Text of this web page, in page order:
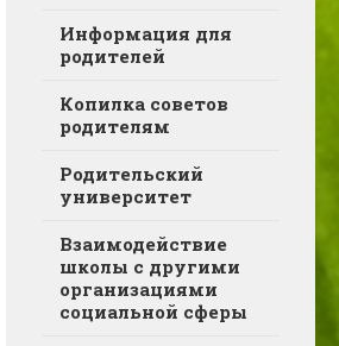
Информация для
родителей
Копилка советов
родителям
Родительский
университет
Взаимодействие
школы с другими
организациями
социальной сферы